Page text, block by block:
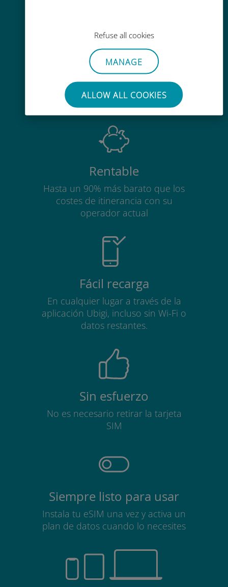
Refuse all cookies
MANAGE
ALLOW ALL COOKIES
Mundial
Conectividad celular mundial de
alta calidad en más de 200
destinos
Rentable
Hasta un 90% más barato que los
costes de itinerancia con su
operador actual
Fácil recarga
En cualquier lugar a través de la
aplicación Ubigi, incluso sin Wi-Fi o
datos restantes.
Sin esfuerzo
No es necesario retirar la tarjeta
SIM
Siempre listo para usar
Instala tu eSIM una vez y activa un
plan de datos cuando lo necesites